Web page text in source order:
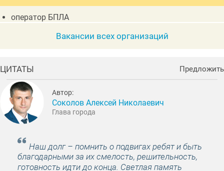
оператор БПЛА
Вакансии всех организаций
ЦИТАТЫ Предложить
Автор:
Соколов Алексей Николаевич
Глава города
Наш долг – помнить о подвигах ребят и быть
благодарными за их смелость, решительность,
готовность идти до конца. Светлая память